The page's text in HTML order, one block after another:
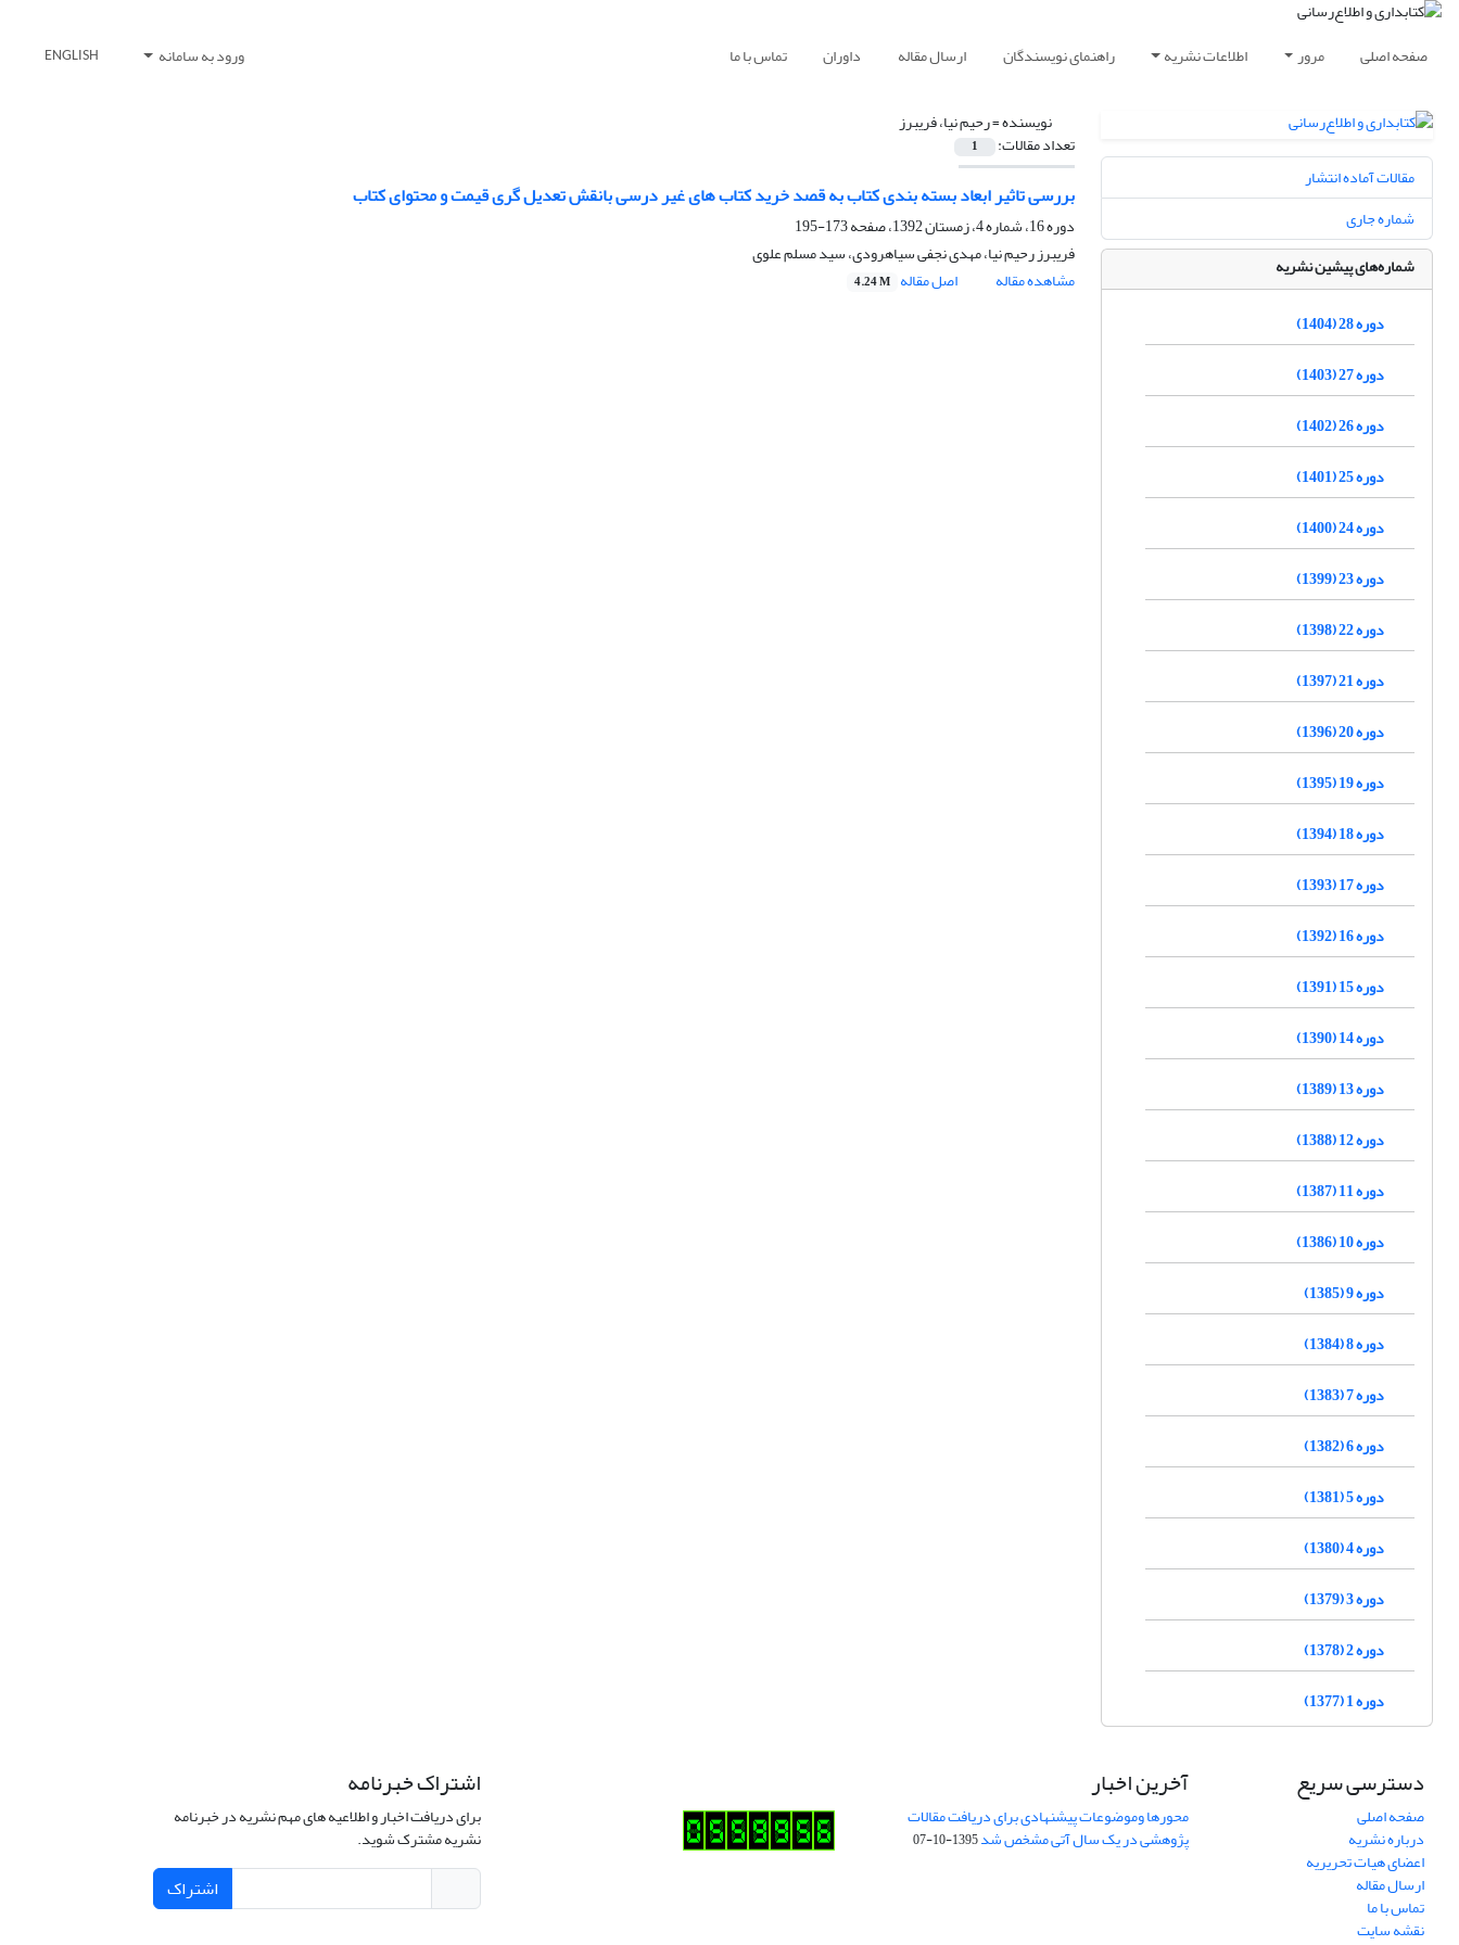
صفحه اصلی مرور اطلاعات نشریه راهنمای نویسندگان ارسال مقاله داوران تماس با ما ورود به سامانه ENGLISH
نویسنده =رحیم نیا، فریبرز
تعداد مقالات: 1
بررسی تاثیر ابعاد بسته بندی کتاب به قصد خرید کتاب های غیر درسی بانقش تعدیل گری قیمت و محتوای کتاب
دوره 16، شماره 4، زمستان 1392، صفحه
173-195
فریبرز رحیم نیا، مهدی نجفی سیاهرودی، سید مسلم علوی
مشاهده مقاله
اصل مقاله 4.24 M
مقالات آماده انتشار
شماره جاری
شماره‌های پیشین نشریه
دوره 28 (1404)
دوره 27 (1403)
دوره 26 (1402)
دوره 25 (1401)
دوره 24 (1400)
دوره 23 (1399)
دوره 22 (1398)
دوره 21 (1397)
دوره 20 (1396)
دوره 19 (1395)
دوره 18 (1394)
دوره 17 (1393)
دوره 16 (1392)
دوره 15 (1391)
دوره 14 (1390)
دوره 13 (1389)
دوره 12 (1388)
دوره 11 (1387)
دوره 10 (1386)
دوره 9 (1385)
دوره 8 (1384)
دوره 7 (1383)
دوره 6 (1382)
دوره 5 (1381)
دوره 4 (1380)
دوره 3 (1379)
دوره 2 (1378)
دوره 1 (1377)
دسترسی سریع
صفحه اصلی
درباره نشریه
اعضای هیات تحریریه
ارسال مقاله
تماس با ما
نقشه سایت
آخرین اخبار
محورها وموضوعات پیشنهادی برای دریافت مقالات
پژوهشی در یک سال آتی مشخص شد1395-10-07
اشتراک خبرنامه
برای دریافت اخبار و اطلاعیه های مهم نشریه در خبرنامه
نشریه مشترک شوید.
اشتراک